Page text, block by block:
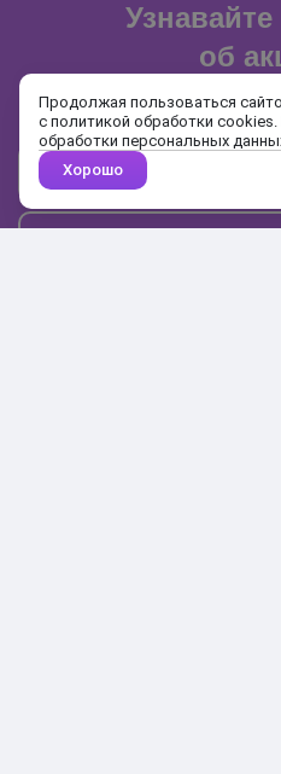
об
и
Почта
Продолжая пользоваться
с политикой обработки
обработки персональных
Хорошо